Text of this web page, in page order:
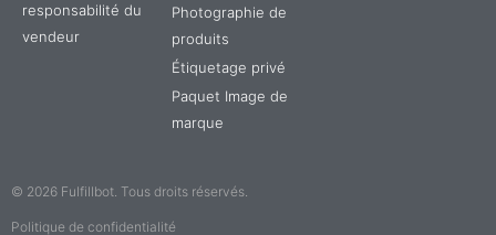
responsabilité du
vendeur
Photographie de
produits
Étiquetage privé
Paquet Image de
marque
© 2026 Fulfillbot. Tous droits réservés.
Politique de confidentialité
PT
DE